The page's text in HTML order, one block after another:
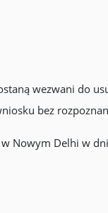
wezwani do
bez
Nowym Delhi w